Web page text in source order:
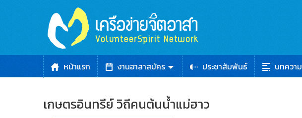
หน้าแรก งานอาสาสมัคร ประชาสัมพันธ์ บทความ
เกษตรอินทรีย์ วิถีคนต้นน้ำแม่ฮาว